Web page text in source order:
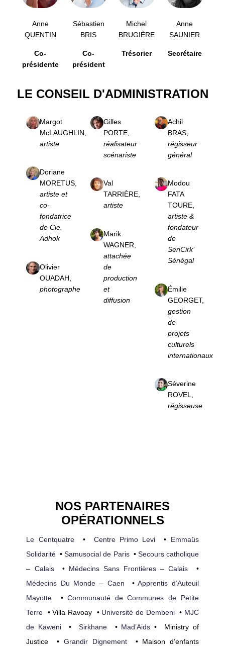
Anne
QUENTIN
Co-
présidente
Sébastien
BRIS
Co-
président
Michel
BRUGIÈRE
Trésorier
Anne
SAUNIER
Secrétaire
LE CONSEIL D'ADMINISTRATION
Margot
McLAUGHLIN,
artiste
Doriane
MORETUS,
artiste et
co-
fondatrice
de Cie.
Adhok
Olivier
OUADAH,
photographe
Gilles
PORTE,
réalisateur
scénariste
Val
TARRIÈRE,
artiste
Marik
WAGNER,
attachée
de
production
et
diffusion
Achil
BRAS,
régisseur
général
Modou
FATA
TOURE,
artiste &
fondateur
de
SenCirk’
Sénégal
Émilie
GEORGET,
gestion
de
projets
culturels
internationaux
Séverine
ROVEL,
régisseuse
NOS PARTENAIRES
OPÉRATIONNELS
Le Centquatre• Centre Primo Levi • Emmaüs
Solidarité •Samusocial de Paris• Secours catholique
– Calais• Médecins Sans Frontières – Calais •
Médecins Du Monde – Caen •Apprentis d’Auteuil
Mayotte •Communauté de Communes de Petite
Terre • Villa Ravoay • Université de Dembeni• MJC
de Kaweni •Sirkhane • Mad’Aids • Ministry of
Justice • Grandir Dignement• Maison d’enfants